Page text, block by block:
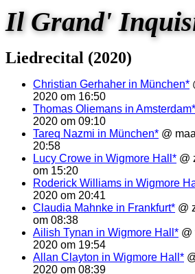
Il Grand'
Liedrecital (2020)
Christian Gerhaher in München*
2020 om 16:50
Thomas Oliemans in Amsterdam*
2020 om 09:10
Tareq Nazmi in München* @
20:58
Lucy Crowe in Wigmore Hall* @
om 15:20
Roderick Williams in Wigmore
2020 om 20:41
Claudia Mahnke in Frankfurt* @
om 08:38
Ailish Tynan in Wigmore Hall* @
2020 om 19:54
Allan Clayton in Wigmore Hall*
2020 om 08:39